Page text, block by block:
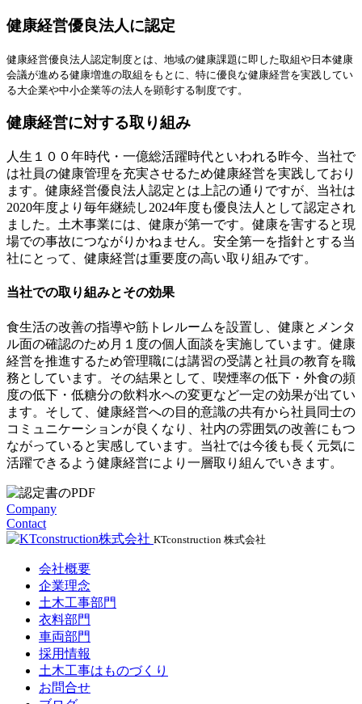
健康経営優良法人に認定
健康経営優良法人認定制度とは、地域の健康課題に即した取組や日本健康
会議が進める健康増進の取組をもとに、特に優良な健康経営を実践してい
る大企業や中小企業等の法人を顕彰する制度です。
健康経営に対する取り組み
人生１００年時代・一億総活躍時代といわれる昨今、当社で
は社員の健康管理を充実させるため健康経営を実践しており
ます。健康経営優良法人認定とは上記の通りですが、当社は
2020年度より毎年継続し2024年度も優良法人として認定され
ました。土木事業には、健康が第一です。健康を害すると現
場での事故につながりかねません。安全第一を指針とする当
社にとって、健康経営は重要度の高い取り組みです。
当社での取り組みとその効果
食生活の改善の指導や筋トレルームを設置し、健康とメンタ
ル面の確認のため月１度の個人面談を実施しています。健康
経営を推進するため管理職には講習の受講と社員の教育を職
務としています。その結果として、喫煙率の低下・外食の頻
度の低下・低糖分の飲料水への変更など一定の効果が出てい
ます。そして、健康経営への目的意識の共有から社員同士の
コミュニケーションが良くなり、社内の雰囲気の改善にもつ
ながっていると実感しています。当社では今後も長く元気に
活躍できるよう健康経営により一層取り組んでいきます。
Company
Contact
KTconstruction 株式会社
会社概要
企業理念
土木工事部門
衣料部門
車両部門
採用情報
土木工事はものづくり
お問合せ